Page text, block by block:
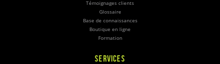
Témoignages clients
Glossaire
Base de connaissances
Boutique en ligne
Formation
SERVICES